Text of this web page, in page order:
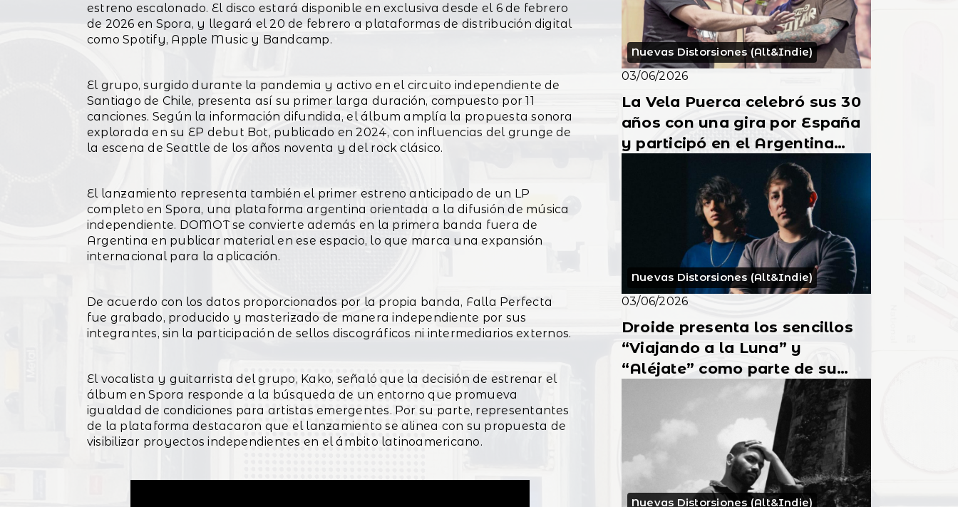
estreno escalonado. El disco estará disponible en exclusiva desde el 6 de febrero
de 2026 en Spora, y llegará el 20 de febrero a plataformas de distribución digital
como Spotify, Apple Music y Bandcamp.
El grupo, surgido durante la pandemia y activo en el circuito independiente de
Santiago de Chile, presenta así su primer larga duración, compuesto por 11
canciones. Según la información difundida, el álbum amplía la propuesta sonora
explorada en su EP debut Bot, publicado en 2024, con influencias del grunge de
la escena de Seattle de los años noventa y del rock clásico.
El lanzamiento representa también el primer estreno anticipado de un LP
completo en Spora, una plataforma argentina orientada a la difusión de música
independiente. DOMOT se convierte además en la primera banda fuera de
Argentina en publicar material en ese espacio, lo que marca una expansión
internacional para la aplicación.
De acuerdo con los datos proporcionados por la propia banda, Falla Perfecta
fue grabado, producido y masterizado de manera independiente por sus
integrantes, sin la participación de sellos discográficos ni intermediarios externos.
El vocalista y guitarrista del grupo, Kako, señaló que la decisión de estrenar el
álbum en Spora responde a la búsqueda de un entorno que promueva
igualdad de condiciones para artistas emergentes. Por su parte, representantes
de la plataforma destacaron que el lanzamiento se alinea con su propuesta de
visibilizar proyectos independientes en el ámbito latinoamericano.
Nuevas Distorsiones (Alt&Indie)
03/06/2026
La Vela Puerca celebró sus 30
años con una gira por España
y participó en el Argentina
Nuevas Distorsiones (Alt&Indie)
03/06/2026
Droide presenta los sencillos
“Viajando a la Luna” y
“Aléjate” como parte de su
Nuevas Distorsiones (Alt&Indie)